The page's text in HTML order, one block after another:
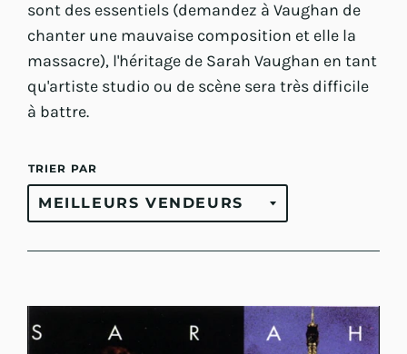
sont des essentiels (demandez à Vaughan de
chanter une mauvaise composition et elle la
massacre), l'héritage de Sarah Vaughan en tant
qu'artiste studio ou de scène sera très difficile
à battre.
TRIER PAR